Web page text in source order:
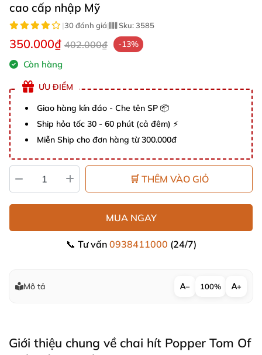
cao cấp nhập Mỹ
|30 đánh giá| Sku:3585
350.000₫ 402.000₫ -13%
Còn hàng
ƯU ĐIỂM
Giao hàng kín đáo - Che tên SP 📦
Ship hỏa tốc 30 - 60 phút (cả đêm) ⚡
Miễn Ship cho đơn hàng từ 300.000đ
🛒 THÊM VÀO GIỎ
MUA NGAY
📞 Tư vấn 0938411000 (24/7)
Mô tả − 100% +
Giới thiệu chung về chai hít Popper Tom Of